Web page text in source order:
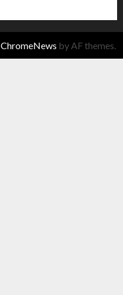
ChromeNews by AF themes.